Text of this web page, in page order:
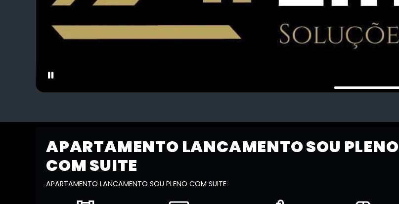
APARTAMENTO LANCAMENTO SOU PLENO
COM SUITE
APARTAMENTO LANCAMENTO SOU PLENO COM SUITE